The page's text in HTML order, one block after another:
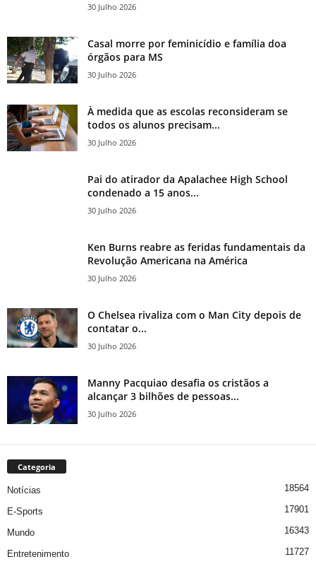
30 Julho 2026
Casal morre por feminicídio e família doa
órgãos para MS
30 Julho 2026
À medida que as escolas reconsideram se
todos os alunos precisam...
30 Julho 2026
Pai do atirador da Apalachee High School
condenado a 15 anos...
30 Julho 2026
Ken Burns reabre as feridas fundamentais da
Revolução Americana na América
30 Julho 2026
O Chelsea rivaliza com o Man City depois de
contatar o...
30 Julho 2026
Manny Pacquiao desafia os cristãos a
alcançar 3 bilhões de pessoas...
30 Julho 2026
Categoria
Notícias 18564
E-Sports 17901
Mundo 16343
Entretenimento 11727